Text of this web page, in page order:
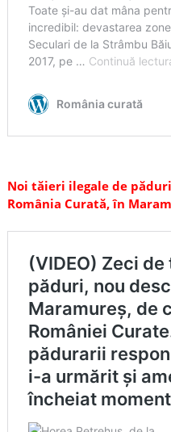
Noi tăieri ilegale de
România Curată, în